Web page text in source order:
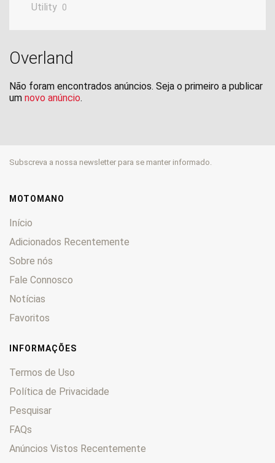
Utility 0
Overland
Não foram encontrados anúncios. Seja o primeiro a publicar
um novo anúncio.
Subscreva a nossa newsletter para se manter informado.
MOTOMANO
Início
Adicionados Recentemente
Sobre nós
Fale Connosco
Notícias
Favoritos
INFORMAÇÕES
Termos de Uso
Política de Privacidade
Pesquisar
FAQs
Anúncios Vistos Recentemente